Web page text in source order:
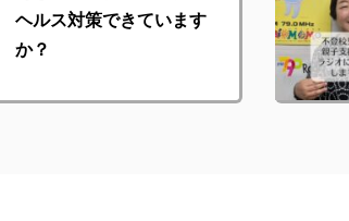
ヘルス対策できています
か？